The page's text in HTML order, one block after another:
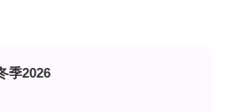
季2026